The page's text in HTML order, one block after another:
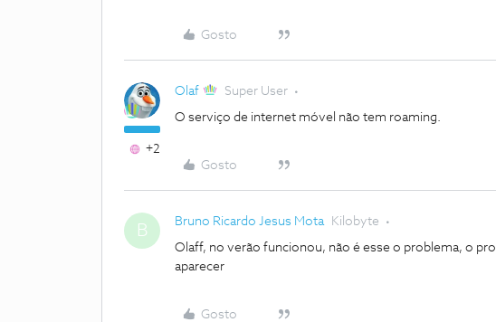
Gosto
+2
Olaf Super User
O serviço de internet móvel não tem roaming.
Gosto
B Bruno Ricardo Jesus Mota Kilobyte
Olaff, no verão funcionou, não é esse o problema, o
aparecer
Gosto